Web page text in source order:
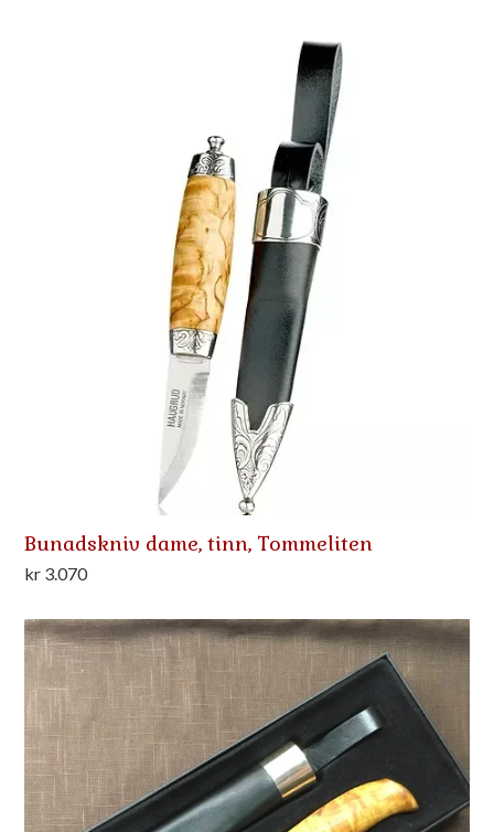
Bunadskniv dame, tinn, Tommeliten
kr 3.070